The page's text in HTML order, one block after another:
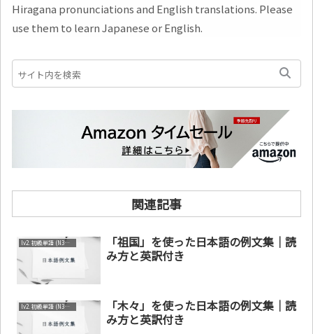
Hiragana pronunciations and English translations. Please
use them to learn Japanese or English.
関連記事
lv2. 初級単語 (N3～N4)
「祖国」を使った日本語の例文集｜読
み方と英訳付き
lv2. 初級単語 (N3～N4)
「木々」を使った日本語の例文集｜読
み方と英訳付き